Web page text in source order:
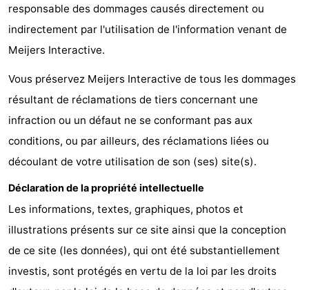
du
Randonnée
-
Surfen
-
Peche
Sportive
-
Equitation
-
Promenade
les
Wadden
Observation
phoques
et
Événements
Pratiques
responsable des dommages causés directement ou
indirectement par l'utilisation de l'information venant de
Meijers Interactive.
Vous préservez Meijers Interactive de tous les dommages
résultant de réclamations de tiers concernant une
infraction ou un défaut ne se conformant pas aux
conditions, ou par ailleurs, des réclamations liées ou
découlant de votre utilisation de son (ses) site(s).
Déclaration de la propriété intellectuelle
Les informations, textes, graphiques, photos et
illustrations présents sur ce site ainsi que la conception
de ce site (les données), qui ont été substantiellement
investis, sont protégés en vertu de la loi par les droits